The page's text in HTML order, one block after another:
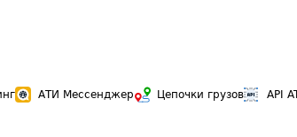
АТИ Мессенджер Цепочки грузов API